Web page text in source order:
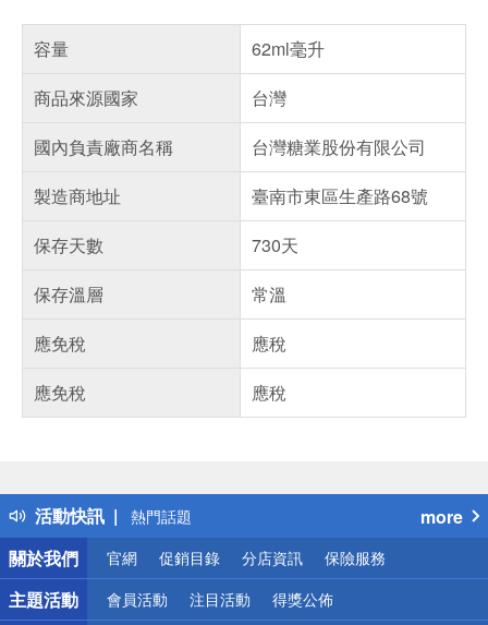
容量
62ml毫升
商品來源國家
台灣
國內負責廠商名稱
台灣糖業股份有限公司
製造商地址
臺南市東區生產路68號
保存天數
730天
保存溫層
常溫
應免稅
應稅
應免稅
應稅
活動快訊
得獎公告
熱門話題
銀行優惠
偏遠地區配送
詐騙網頁！請小心！
more
關於我們
官網 促銷目錄 分店資訊 保險服務
主題活動 會員活動 注目活動 得獎公佈